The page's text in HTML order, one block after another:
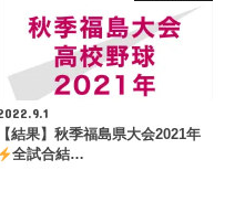
【結果】秋季福島県大会2021年
全試合結…